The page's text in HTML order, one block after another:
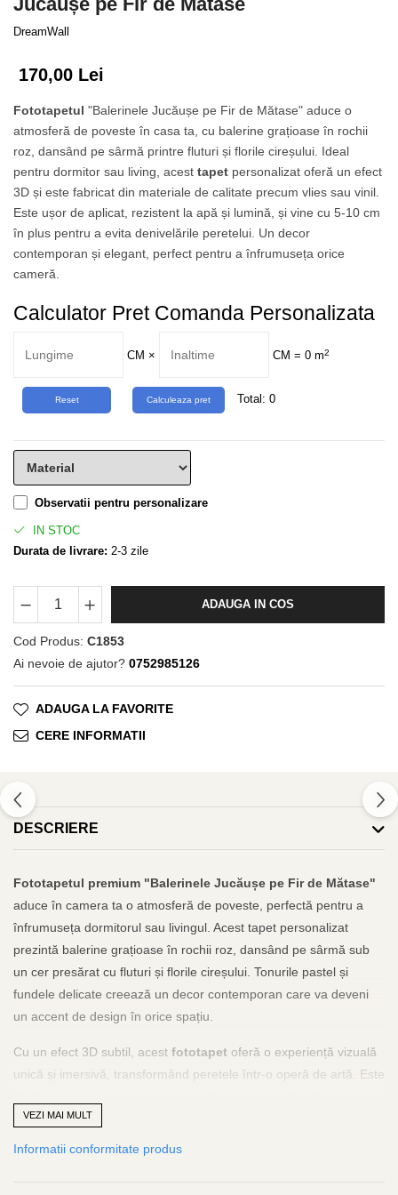
Watercolor
DreamWall
170,00 Lei
Fototapetul "Balerinele Jucăușe pe Fir de Mătase" aduce o
atmosferă de poveste în casa ta, cu balerine grațioase în rochii
roz, dansând pe sârmă printre fluturi și florile cireșului. Ideal
pentru dormitor sau living, acest tapet personalizat oferă un efect
3D și este fabricat din materiale de calitate precum vlies sau vinil.
Este ușor de aplicat, rezistent la apă și lumină, și vine cu 5-10 cm
în plus pentru a evita denivelările peretelui. Un decor
contemporan și elegant, perfect pentru a înfrumuseța orice
cameră.
Calculator Pret Comanda Personalizata
CM × CM = 0 m2
Total: 0
Observatii pentru personalizare
IN STOC
Durata de livrare: 2-3 zile
ADAUGA IN COS
Cod Produs: C1853
Ai nevoie de ajutor? 0752985126
ADAUGA LA FAVORITE
CERE INFORMATII
DESCRIERE
Fototapetul premium "Balerinele Jucăușe pe Fir de Mătase"
aduce în camera ta o atmosferă de poveste, perfectă pentru a
înfrumuseța dormitorul sau livingul. Acest tapet personalizat
prezintă balerine grațioase în rochii roz, dansând pe sârmă sub
un cer presărat cu fluturi și florile cireșului. Tonurile pastel și
fundele delicate creează un decor contemporan care va deveni
un accent de design în orice spațiu.
Cu un efect 3D subtil, acest fototapet oferă o experiență vizuală
unică și imersivă, transformând peretele într-o operă de artă. Este
ușor de aplicat și rezistent la apă și lumină. Materialele de
calitate, precum
fototapetul
VEZI MAI MULT
Informatii conformitate produs